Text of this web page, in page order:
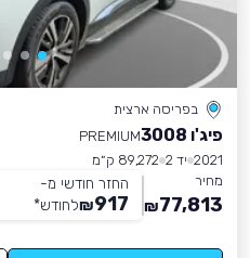
בפריסה ארצית
פיג'ו 3008
PREMIUM
2021 יד 2
89,272 ק״מ
מחיר
77,813
₪
החזר חודשי מ-
917
₪לחודש*